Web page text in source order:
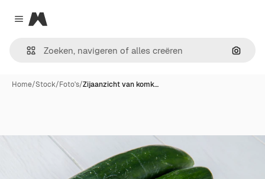
Close menu
Magnific
Home/Stock/Foto's/Zijaanzicht van komk…